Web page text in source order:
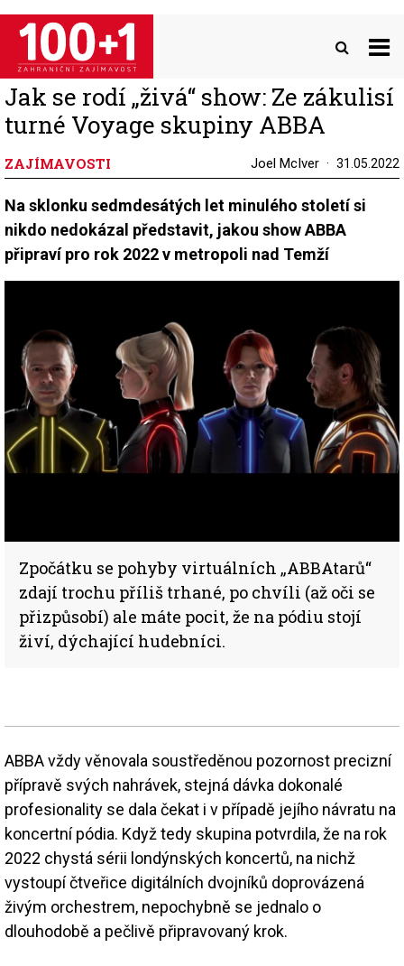
Přejít
hlavnímu
obsahu
Jak se rodí „živá“ show: Ze zákulisí
turné Voyage skupiny ABBA
ZAJÍMAVOSTI Joel McIver 31.05.2022
Na sklonku sedmdesátých let minulého století si
nikdo nedokázal představit, jakou show ABBA
připraví pro rok 2022 v metropoli nad Temží
Zpočátku se pohyby virtuálních „ABBAtarů“
zdají trochu příliš trhané, po chvíli (až oči se
přizpůsobí) ale máte pocit, že na pódiu stojí
živí, dýchající hudebníci.
ABBA vždy věnovala soustředěnou pozornost precizní
přípravě svých nahrávek, stejná dávka dokonalé
profesionality se dala čekat i v případě jejího návratu na
koncertní pódia. Když tedy skupina potvrdila, že na rok
2022 chystá sérii londýnských koncertů, na nichž
vystoupí čtveřice digitálních dvojníků doprovázená
živým orchestrem, nepochybně se jednalo o
dlouhodobě a pečlivě připravovaný krok.